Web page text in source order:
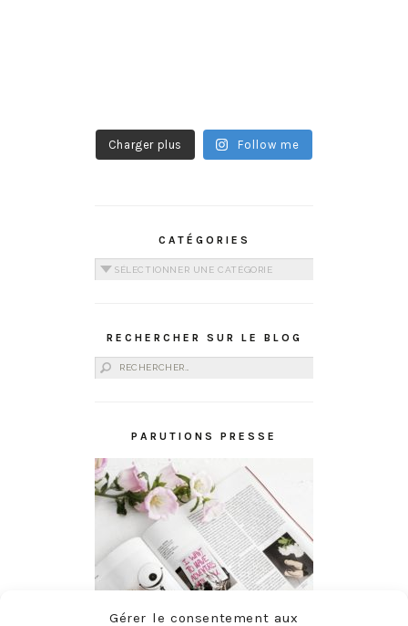
Gérer le consentement aux
Charger plus Follow me
CATÉGORIES
Catégories
RECHERCHER SUR LE BLOG
Rechercher :
PARUTIONS PRESSE